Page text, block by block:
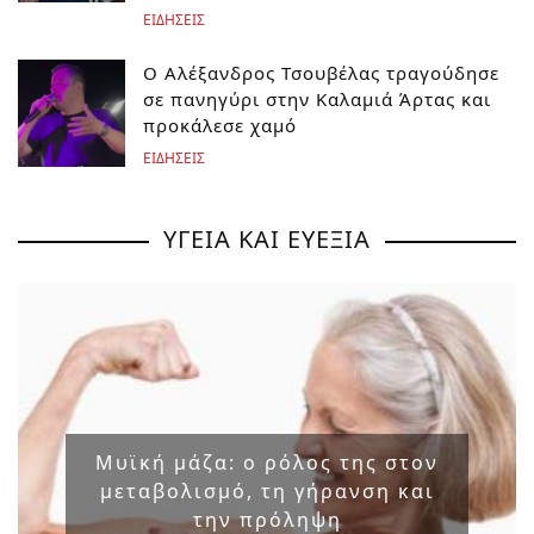
ΕΙΔΗΣΕΙΣ
Ο Αλέξανδρος Τσουβέλας τραγούδησε
σε πανηγύρι στην Καλαμιά Άρτας και
προκάλεσε χαμό
ΕΙΔΗΣΕΙΣ
ΥΓΕΙΑ ΚΑΙ ΕΥΕΞΙΑ
Μυϊκή μάζα: ο ρόλος της στον
μεταβολισμό, τη γήρανση και
την πρόληψη